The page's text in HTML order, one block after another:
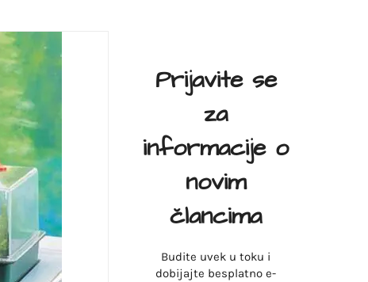
Prijavite se
za
informacije o
novim
člancima
Budite uvek u toku i
dobijajte besplatno e-